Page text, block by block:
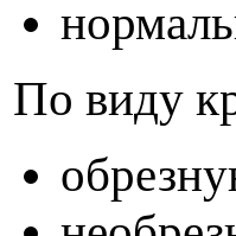
По виду